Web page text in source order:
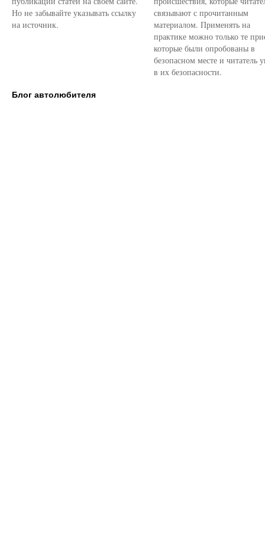
Но не забывайте указывать ссылку
на источник.
связывают с прочитанным
материалом. Применять на
практике можно только те
которые были опробованы в
безопасном месте и читатель
в их безопасности.
Блог автолюбителя